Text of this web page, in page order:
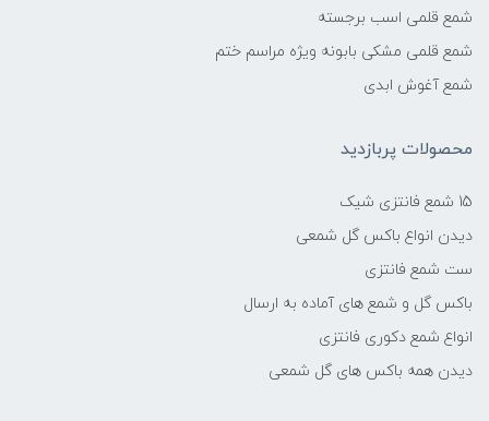
شمع قلمی اسب برجسته
شمع قلمی مشکی بابونه ویژه مراسم ختم
شمع آغوش ابدی
محصولات پربازدید
15 شمع فانتزی شیک
دیدن انواع باکس گل شمعی
ست شمع فانتزی
باکس گل و شمع های آماده به ارسال
انواع شمع دکوری فانتزی
دیدن همه باکس های گل شمعی